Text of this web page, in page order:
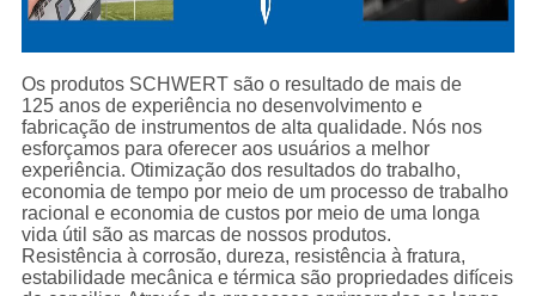
Os produtos SCHWERT são o resultado de mais de
125 anos de experiência no desenvolvimento e
fabricação de instrumentos de alta qualidade. Nós nos
esforçamos para oferecer aos usuários a melhor
experiência. Otimização dos resultados do trabalho,
economia de tempo por meio de um processo de trabalho
racional e economia de custos por meio de uma longa
vida útil são as marcas de nossos produtos.
Resistência à corrosão, dureza, resistência à fratura,
estabilidade mecânica e térmica são propriedades difíceis